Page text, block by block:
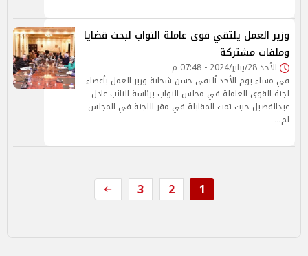
وزير العمل يلتقي قوى عاملة النواب لبحث قضايا
وملفات مشتركة
الأحد 28/يناير/2024 - 07:48 م
في مساء يوم الأحد ألتقى حسن شحاتة وزير العمل بأعضاء
لجنة القوى العاملة في مجلس النواب برئاسة النائب عادل
عبدالفضيل حيث تمت المقابلة في مقر اللجنة في المجلس
لم…
1
2
3